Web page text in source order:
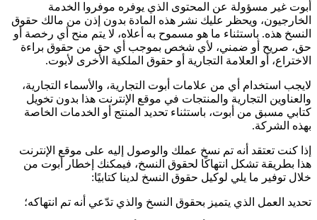
أبوت غير مسؤولة عن المحتوى الذي يوفره موفروا الخدمة
الخارجيون، ويحظر عليك نشر هذه المادة بدون إذن من مالك حقوق
النسخ هذه. باستثناء ما هو مسموح به أعلاه، لا يتم منح أي رخصة أو
حق، صريح أو ضمني، لأي شخص بموجب أي حق من حقوق براءة
الاختراع، أو العلامة التجارية أو حقوق الملكية الأخرى لأبوت.
لايجب استخدام أي من علامات أبوت التجارية، والأسماء التجارية،
والعناوين التجارية والمنتجات في موقع الإنترنت هذا بدون تخويل
كتابي مسبق من أبوت، باستثناء تحديد المنتج أو الخدمات الخاصة
بهذه الشركة.
إذا كنت تعتقد أنه تم نسخ عملك والوصول إليه على موقع الإنترنت
هذا بطريقة تشكل انتهاكًا لحقوق النسخ، فيمكنك إخطار أبوت من
خلال توفير ما يلي لوكيل حقوق النسخ لدينا كتابيًا:
تحديد العمل الذي يتميز بحقوق النسخ والذي تدّعي أنه تم انتهاكه؛